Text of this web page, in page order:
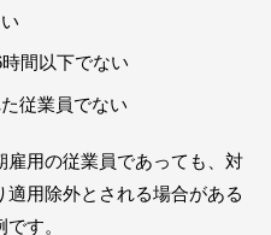
間以下でない
従業員でない
雇用の従業員であっても、対
用除外とされる場合がある
す。